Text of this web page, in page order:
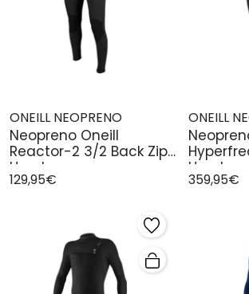
ONEILL NEOPRENO
Neopreno Oneill
Reactor-2 3/2 Back Zip
Hombre
129,95€
ONEILL
Hombre
359,95€